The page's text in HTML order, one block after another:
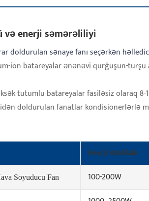
və enerji səmərəliliyi
doldurulan sənaye fanı seçərkən
ion batareyalar ənənəvi qurğuşun-
tutumlu batareyalar fasiləsiz olaraq
doldurulan fanatlar kondisionerlərlə
Enerji istehlakı
Soyuducu Fan 100-200W